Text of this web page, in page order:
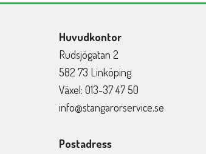
Huvudkontor
Rudsjögatan 2
582 73 Linköping
Växel: 013-37 47 50
info@stangarorservice.se
Postadress